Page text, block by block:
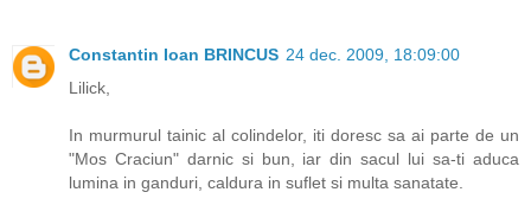
Constantin Ioan BRINCUS 24 dec. 2009, 18:09:00
Lilick,
In murmurul tainic al colindelor, iti doresc sa ai parte de un
"Mos Craciun" darnic si bun, iar din sacul lui sa-ti aduca
lumina in ganduri, caldura in suflet si multa sanatate.